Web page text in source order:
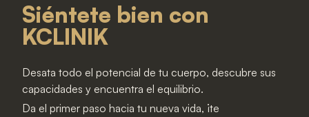
Siéntete bien con
KCLINIK
Desata todo el potencial de tu cuerpo, descubre sus
capacidades y encuentra el equilibrio.
Da el primer paso hacia tu nueva vida, ¡te